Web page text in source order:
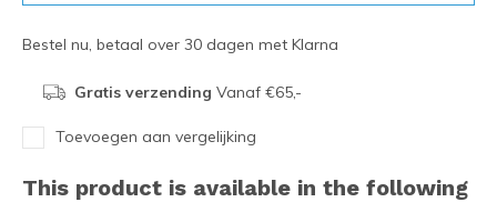
Bestel nu, betaal over 30 dagen met Klarna
Gratis verzending Vanaf €65,-
Toevoegen aan vergelijking
This product is available in the following